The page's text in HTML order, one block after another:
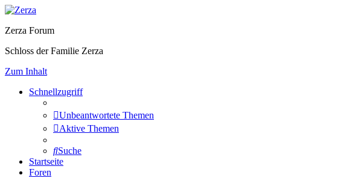
Zerza Forum
Schloss der Familie Zerza
Zum Inhalt
Schnellzugriff
Unbeantwortete Themen
Aktive Themen
Suche
Startseite
Foren